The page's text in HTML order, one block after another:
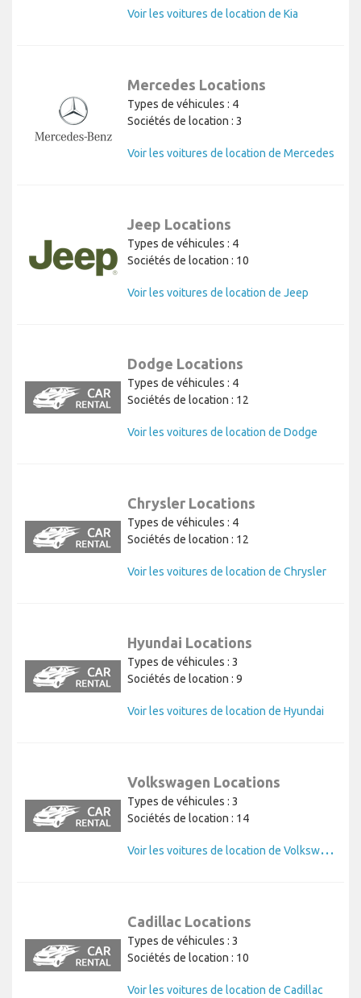
Voir les voitures de location de Kia
Mercedes Locations
Types de véhicules : 4
Sociétés de location : 3
Voir les voitures de location de Mercedes
Jeep Locations
Types de véhicules : 4
Sociétés de location : 10
Voir les voitures de location de Jeep
Dodge Locations
Types de véhicules : 4
Sociétés de location : 12
Voir les voitures de location de Dodge
Chrysler Locations
Types de véhicules : 4
Sociétés de location : 12
Voir les voitures de location de Chrysler
Hyundai Locations
Types de véhicules : 3
Sociétés de location : 9
Voir les voitures de location de Hyundai
Volkswagen Locations
Types de véhicules : 3
Sociétés de location : 14
V
oir les voitures de location de Volkswagen
Cadillac Locations
Types de véhicules : 3
Sociétés de location : 10
Voir les voitures de location de Cadillac